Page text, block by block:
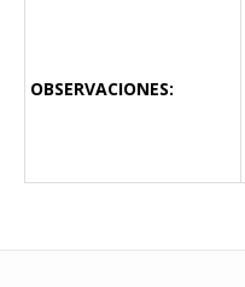
OBSERVACIONES: